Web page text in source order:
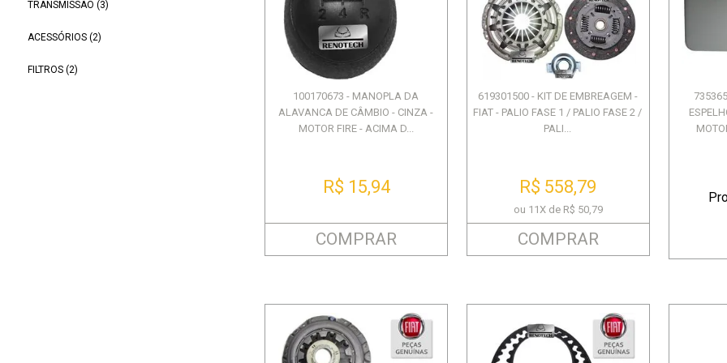
SANDERO II / ZOE / CAPTUR
/...
R$ 169,88
ou 3X de R$ 56,62
DIANTEIRO - 2016 EM
DIANTE...
R$ 49,44
2012 - CAPTUR /
R$ 480,00
ou 9X de R$ 53,33
TRANSMISSÃO (3)
ACESSÓRIOS (2)
FILTROS (2)
100170673 - MANOPLA DA
ALAVANCA DE CÂMBIO - CINZA -
MOTOR FIRE - ACIMA D...
R$ 15,94
COMPRAR
619301500 - KIT DE EMBREAGEM -
FIAT - PALIO FASE 1 / PALIO FASE 2 /
PALI...
R$ 558,79
ou 11X de R$ 50,79
COMPRAR